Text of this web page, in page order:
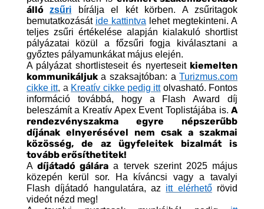
állózsűri
bírálja el két körben. A zsűritagok
bemutatkozását ide kattintva lehet megtekinteni. A
teljes zsűri értékelése alapján kialakuló shortlist
pályázatai közül a főzsűri fogja kiválasztani a
győztes pályamunkákat május elején.
A pályázat shortlisteseit és nyerteseit kiemelten
kommunikáljuka szaksajtóban: aTurizmus.com
cikke itt, a Kreatív cikke pedig itt olvasható. Fontos
információ továbbá, hogy a Flash Award díj
beleszámít a Kreatív Apex Event Toplistájába is.A
rendezvényszakma egyre népszerűbb
díjának elnyerésével nem csak a szakmai
közösség, de az ügyfeleitek bizalmát is
tovább erősíthetitek!
Adíjátadó gálára a tervek szerint 2025 május
közepén kerül sor. Ha kíváncsi vagy a tavalyi
Flash díjátadó hangulatára, az itt elérhető rövid
videót nézd meg!